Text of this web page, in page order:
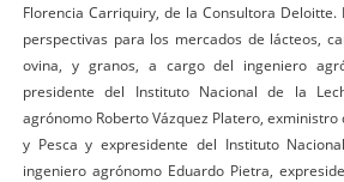
Florencia Carriquiry, de la Consultora Deloitte.
perspectivas para los mercados de lácteos,
ovina, y granos, a cargo del ingeniero
presidente del Instituto Nacional de la
agrónomo Roberto Vázquez Platero,
y Pesca y expresidente del Instituto
ingeniero agrónomo Eduardo Pietra,